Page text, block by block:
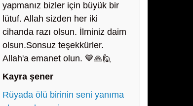
yapmanız bizler için büyük bir
lütuf. Allah sizden her iki
cihanda razı olsun. İlminiz daim
olsun.Sonsuz teşekkürler.
Allah'a emanet olun. 💙🙏🙋
Kayra şener
Rüyada ölü birinin seni yanıma